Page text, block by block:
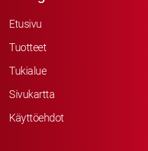
Etusivu
Tuotteet
Tukialue
Sivukartta
Käyttöehdot